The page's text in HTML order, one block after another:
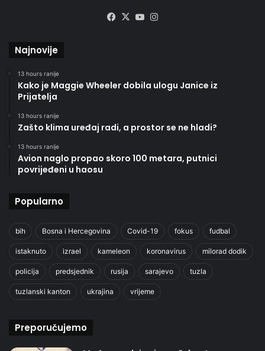
Facebook
X YouTube
Najnovije
13 hours ranije
Kako je Maggie Wheeler dobila ulogu Janice iz
Prijatelja
13 hours ranije
Zašto klima uređaj radi, a prostor se ne hladi?
13 hours ranije
Avion naglo propao skoro 100 metara, putnici
povrijeđeni u haosu
Popularno
bih Bosna i Hercegovina Covid-19 fokus fudbal
istaknuto izrael kameleon koronavirus milorad dodik
policija predsjednik rusija sarajevo tuzla
tuzlanski kanton ukrajina vrijeme
Preporučujemo